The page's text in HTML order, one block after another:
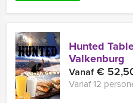
Hunted
Valkenburg
Vanaf€
Vanaf 12